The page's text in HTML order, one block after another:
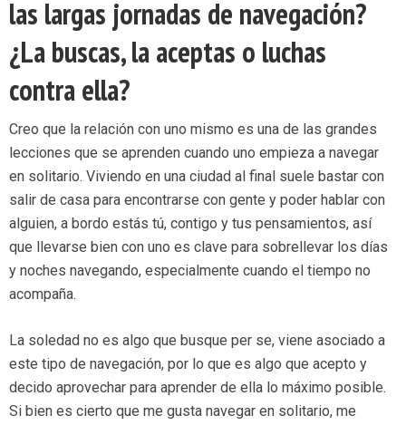
las largas jornadas de navegación?
¿La buscas, la aceptas o luchas
contra ella?
Creo que la relación con uno mismo es una de las grandes
lecciones que se aprenden cuando uno empieza a navegar
en solitario. Viviendo en una ciudad al final suele bastar con
salir de casa para encontrarse con gente y poder hablar con
alguien, a bordo estás tú, contigo y tus pensamientos, así
que llevarse bien con uno es clave para sobrellevar los días
y noches navegando, especialmente cuando el tiempo no
acompaña.
La soledad no es algo que busque per se, viene asociado a
este tipo de navegación, por lo que es algo que acepto y
decido aprovechar para aprender de ella lo máximo posible.
Si bien es cierto que me gusta navegar en solitario, me